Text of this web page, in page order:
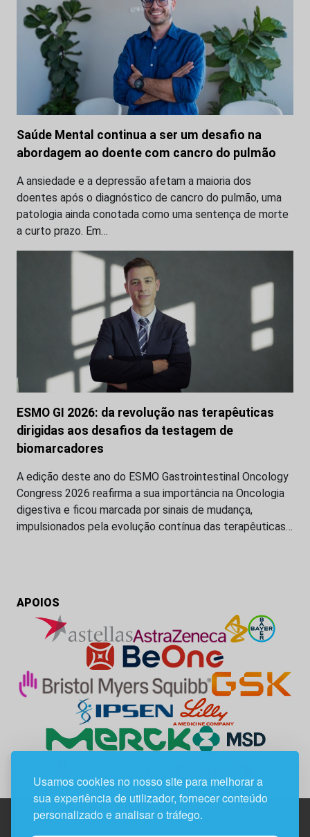
Usamos cookies no nosso site para melhorar a
sua experiência de utilizador, fornecer conteúdo
personalizado e analisar o tráfego.
Saúde Mental continua a ser um desafio na
abordagem ao doente com cancro do pulmão
A ansiedade e a depressão afetam a maioria dos
doentes após o diagnóstico de cancro do pulmão, uma
patologia ainda conotada como uma sentença de morte
a curto prazo. Em…
ESMO GI 2026: da revolução nas terapêuticas
dirigidas aos desafios da testagem de
biomarcadores
A edição deste ano do ESMO Gastrointestinal Oncology
Congress 2026 reafirma a sua importância na Oncologia
digestiva e ficou marcada por sinais de mudança,
impulsionados pela evolução contínua das terapêuticas…
APOIOS